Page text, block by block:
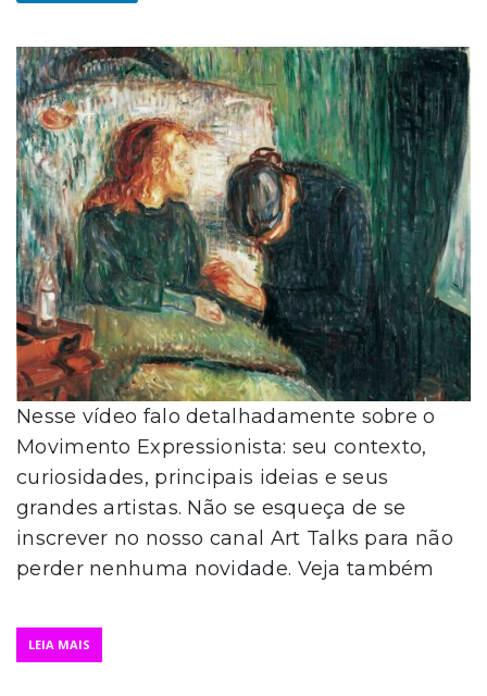
Nesse vídeo falo detalhadamente sobre o
Movimento Expressionista: seu contexto,
curiosidades, principais ideias e seus
grandes artistas. Não se esqueça de se
inscrever no nosso canal Art Talks para não
perder nenhuma novidade. Veja também
LEIA MAIS